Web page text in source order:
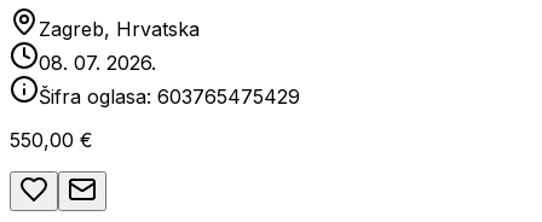
Zagreb, Hrvatska
08. 07. 2026.
Šifra oglasa: 603765475429
550,00 €